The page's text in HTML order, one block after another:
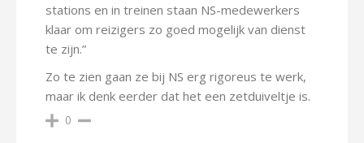
stations en in treinen staan NS-medewerkers
klaar om reizigers zo goed mogelijk van dienst
te zijn.”
Zo te zien gaan ze bij NS erg rigoreus te werk,
maar ik denk eerder dat het een zetduiveltje is.
0